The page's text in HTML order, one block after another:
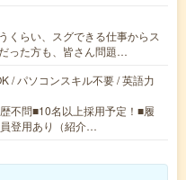
くらい、スグできる仕事からス
った方も、皆さん問題…
/ パソコンスキル不要 / 英語力
不問■10名以上採用予定！■履
登用あり（紹介…